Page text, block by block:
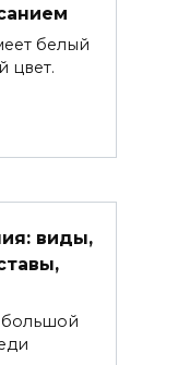
белый
цвет.
виды,
большой